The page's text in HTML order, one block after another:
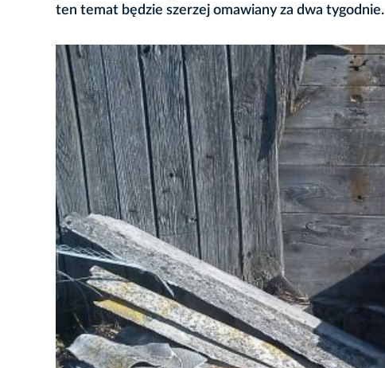
ten temat będzie szerzej omawiany za dwa tygodnie.